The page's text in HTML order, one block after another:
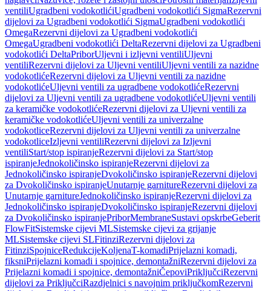
ventiliUgradbeni vodokotlićiUgradbeni vodokotlići SigmaRezervni
dijelovi za Ugradbeni vodokotlići SigmaUgradbeni vodokotlići
OmegaRezervni dijelovi za Ugradbeni vodokotlići
OmegaUgradbeni vodokotlići DeltaRezervni dijelovi za Ugradbeni
vodokotlići DeltaPriborUljevni i izljevni ventiliUljevni
ventiliRezervni dijelovi za Uljevni ventiliUljevni ventili za nazidne
vodokotlićeRezervni dijelovi za Uljevni ventili za nazidne
vodokotlićeUljevni ventili za ugradbene vodokotlićeRezervni
dijelovi za Uljevni ventili za ugradbene vodokotlićeUljevni ventili
za keramičke vodokotlićeRezervni dijelovi za Uljevni ventili za
keramičke vodokotlićeUljevni ventili za univerzalne
vodokotliceRezervni dijelovi za Uljevni ventili za univerzalne
vodokotliceIzljevni ventiliRezervni dijelovi za Izljevni
ventiliStart/stop ispiranjeRezervni dijelovi za Start/stop
ispiranjeJednokoličinsko ispiranjeRezervni dijelovi za
Jednokoličinsko ispiranjeDvokoličinsko ispiranjeRezervni dijelovi
za Dvokoličinsko ispiranjeUnutarnje garnitureRezervni dijelovi za
Unutarnje garnitureJednokoličinsko ispiranjeRezervni dijelovi za
Jednokoličinsko ispiranjeDvokoličinsko ispiranjeRezervni dijelovi
za Dvokoličinsko ispiranjePriborMembraneSustavi opskrbeGeberit
FlowFitSistemske cijevi MLSistemske cijevi za grijanje
MLSistemske cijevi SLFitinziRezervni dijelovi za
FitinziSpojniceRedukcijeKoljenaT-komadiPrijelazni komadi,
fiksniPrijelazni komadi i spojnice, demontažniRezervni dijelovi za
Prijelazni komadi i spojnice, demontažniČepoviPriključciRezervni
dijelovi za PriključciRazdjelnici s navojnim priključkomRezervni